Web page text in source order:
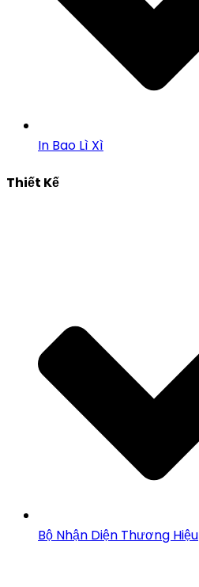
In Bao Lì Xì
Thiết Kế
Bộ Nhận Diện Thương Hiệu